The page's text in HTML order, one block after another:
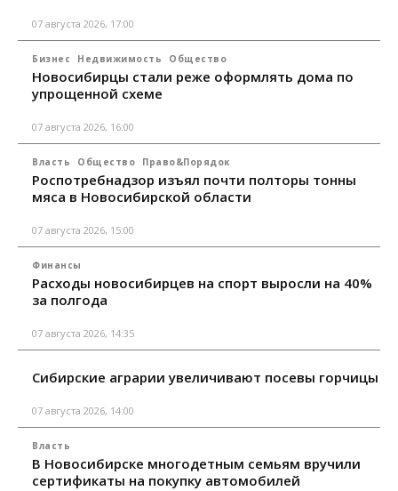
07 августа 2026, 17:00
Бизнес Недвижимость Общество
Новосибирцы стали реже оформлять дома по
упрощенной схеме
07 августа 2026, 16:00
Власть Общество Право&Порядок
Роспотребнадзор изъял почти полторы тонны
мяса в Новосибирской области
07 августа 2026, 15:00
Финансы
Расходы новосибирцев на спорт выросли на 40%
за полгода
07 августа 2026, 14:35
Сибирские аграрии увеличивают посевы горчицы
07 августа 2026, 14:00
Власть
В Новосибирске многодетным семьям вручили
сертификаты на покупку автомобилей